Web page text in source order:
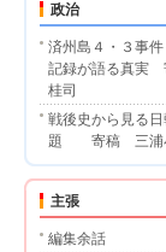
政治
済州島４・３事
記録が語る真実
桂司
戦後史から見る
題 寄稿 三浦
主張
編集余話